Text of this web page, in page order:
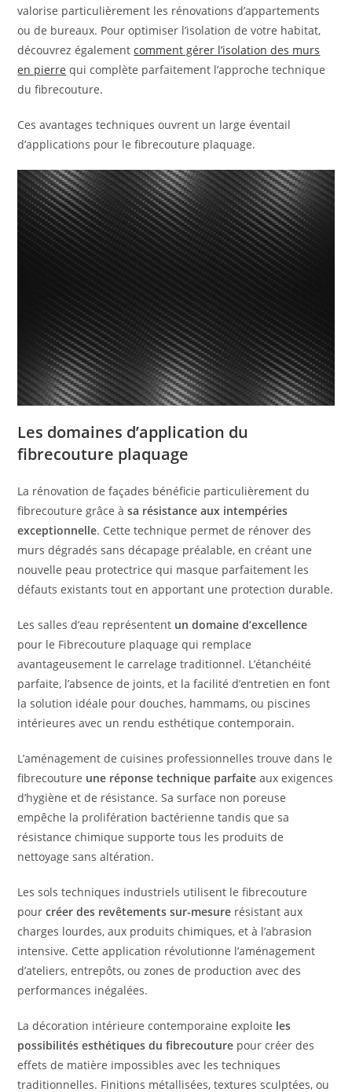
valorise particulièrement les rénovations d’appartements
ou de bureaux. Pour optimiser l’isolation de votre habitat,
découvrez égalementcomment gérer l’isolation des murs
en pierre qui complète parfaitement l’approche technique
du fibrecouture.
Ces avantages techniques ouvrent un large éventail
d’applications pour le fibrecouture plaquage.
Les domaines d’application du
fibrecouture plaquage
La rénovation de façades bénéficie particulièrement du
fibrecouture grâce àsa résistance aux intempéries
exceptionnelle. Cette technique permet de rénover des
murs dégradés sans décapage préalable, en créant une
nouvelle peau protectrice qui masque parfaitement les
défauts existants tout en apportant une protection durable.
Les salles d’eau représentent un domaine d’excellence
pour le Fibrecouture plaquage qui remplace
avantageusement le carrelage traditionnel. L’étanchéité
parfaite, l’absence de joints, et la facilité d’entretien en font
la solution idéale pour douches, hammams, ou piscines
intérieures avec un rendu esthétique contemporain.
L’aménagement de cuisines professionnelles trouve dans le
fibrecouture une réponse technique parfaite aux exigences
d’hygiène et de résistance. Sa surface non poreuse
empêche la prolifération bactérienne tandis que sa
résistance chimique supporte tous les produits de
nettoyage sans altération.
Les sols techniques industriels utilisent le fibrecouture
pourcréer des revêtements sur-mesure résistant aux
charges lourdes, aux produits chimiques, et à l’abrasion
intensive. Cette application révolutionne l’aménagement
d’ateliers, entrepôts, ou zones de production avec des
performances inégalées.
La décoration intérieure contemporaine exploite les
possibilités esthétiques du fibrecouture pour créer des
effets de matière impossibles avec les techniques
traditionnelles. Finitions métallisées, textures sculptées, ou